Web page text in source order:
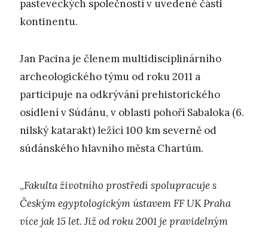
pasteveckých společností v uvedené části
kontinentu.
Jan Pacina je členem multidisciplinárního
archeologického týmu od roku 2011 a
participuje na odkrývání prehistorického
osídlení v Súdánu, v oblasti pohoří Sabaloka (6.
nilský katarakt) ležící 100 km severně od
súdánského hlavního města Chartúm.
„Fakulta životního prostředí spolupracuje s
Českým egyptologickým ústavem FF UK Praha
více jak 15 let. Již od roku 2001 je pravidelným